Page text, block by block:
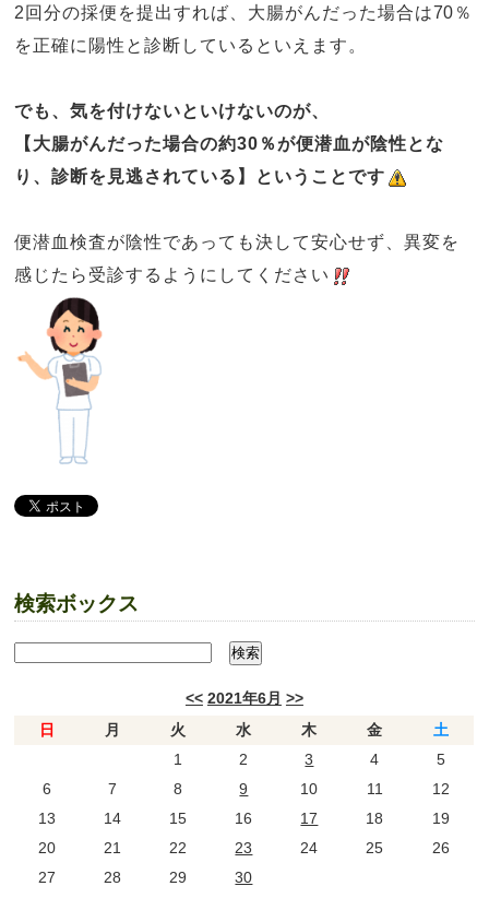
2回分の採便を提出すれば、大腸がんだった場合は70 ％
を正確に陽性と診断しているといえます。
でも、気を付けないといけないのが、
【大腸がんだった場合の約30 ％が便潜血が陰性とな
り、診断を見逃されている】
ということです
便潜血検査が陰性であっても決して安心せず、異変を
感じたら受診するようにしてください
検索ボックス
<< 2021年6月 >>
日
月 火 水 木 金
土
1
2 3 4
5
6
7 8 9 10 11
12
13
14 15 16 17 18
19
20
21 22 23 24 25
26
27
28 29 30